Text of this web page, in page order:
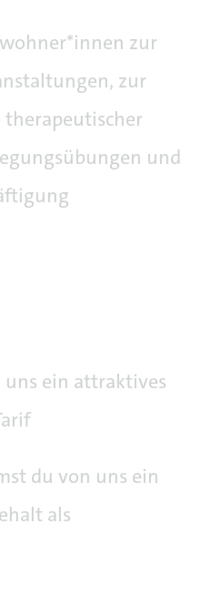
zur
zur
und
ein attraktives
du von uns ein
als